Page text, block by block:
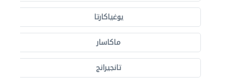
يوغياكارتا
ماكاسار
تانجيرانج